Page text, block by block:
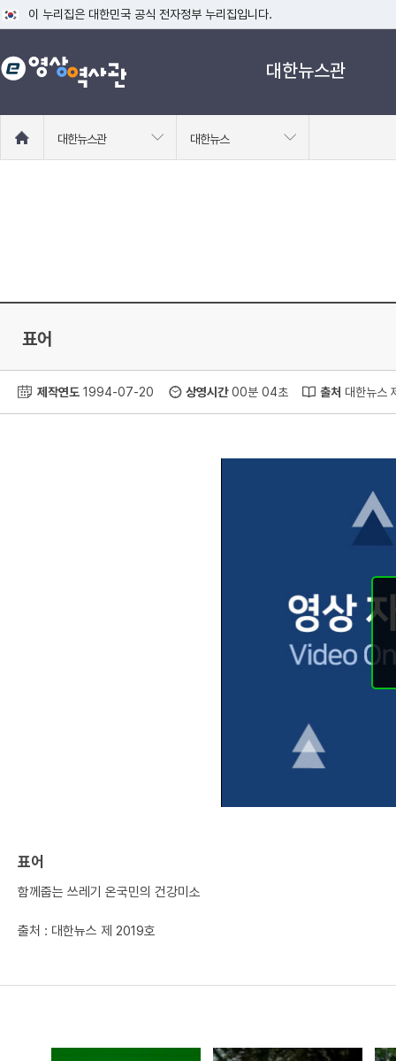
이 누리집은 대한민국 공식 전자정부 누리집입니다.
공식 누리집 주소 확인하기
go.kr 주소를 사용하는 누리집은 대한민국 정부기관이 관리하는 누리집입니
대한뉴스관
로
대한뉴스관 대한뉴스
표어
제작연도 1994-07-20 상영시간00분 04초 출처 대한뉴스
표어
함께줍는 쓰레기 온국민의 건강미소
출처 : 대한뉴스 제 2019호